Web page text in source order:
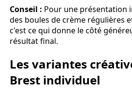
Conseil : Pour une présentation
des boules de crème régulières
c'est ce qui donne le côté
résultat final.
Les variantes
Brest individuel